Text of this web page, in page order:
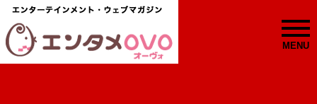
MENU